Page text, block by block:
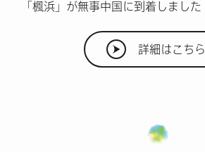
「楓浜」が無事中国に到着しました
詳細はこちら